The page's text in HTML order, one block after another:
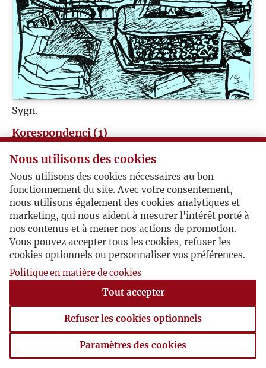
K
L
Ł
P
Q
R
S
Sygn.
Korespondenci (1)
Józef Czapski
Cecilia Grace Hunt Reeves / Józef Czapski
Une lettre de Joseph Czapski à Cecilia Grace Hunt
Reeves
Paris, 1948-01-30 , Józef Czapski
Nous utilisons des cookies
Nous utilisons des cookies nécessaires au bon
fonctionnement du site. Avec votre consentement,
nous utilisons également des cookies analytiques et
marketing, qui nous aident à mesurer l'intérêt porté à
nos contenus et à mener nos actions de promotion.
Vous pouvez accepter tous les cookies, refuser les
cookies optionnels ou personnaliser vos préférences.
Politique en matière de cookies
Tout accepter
Refuser les cookies optionnels
Paramètres des cookies
Paramètres des cookies